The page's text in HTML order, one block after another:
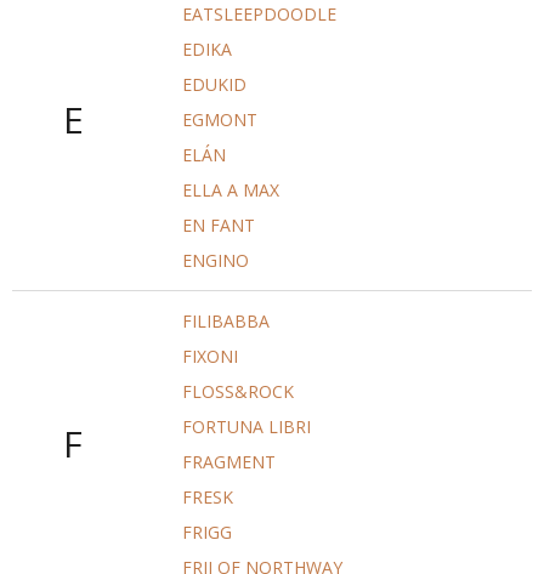
E
EATSLEEPDOODLE
EDIKA
EDUKID
EGMONT
ELÁN
ELLA A MAX
EN FANT
ENGINO
F
FILIBABBA
FIXONI
FLOSS&ROCK
FORTUNA LIBRI
FRAGMENT
FRESK
FRIGG
FRII OF NORTHWAY